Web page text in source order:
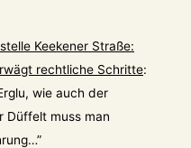
Keekener Straße:
rechtliche Schritte:
wie auch der
Düffelt muss man
”